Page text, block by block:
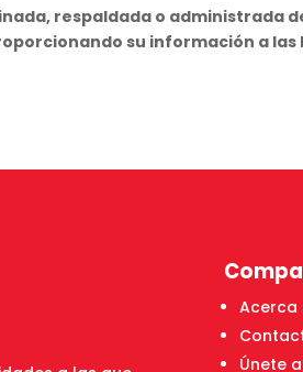
respaldada o administrada
su información a
Acerca
Únete